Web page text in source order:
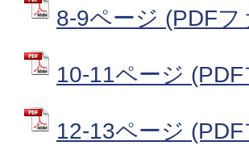
8-9ページ (PDF
10-11ページ
12-13ページ